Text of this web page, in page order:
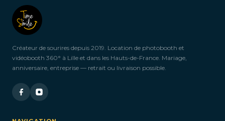
Créateur de sourires depuis 2019. Location de photobooth et
vidéobooth 360° à Lille et dans les Hauts-de-France. Mariage,
anniversaire, entreprise — retrait ou livraison possible.